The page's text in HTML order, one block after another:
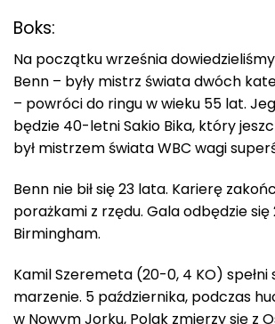
Boks:
Na początku września dowiedzieliśmy
Benn – były mistrz świata dwóch
– powróci do ringu w wieku 55 lat.
będzie 40-letni Sakio Bika, który
był mistrzem świata WBC wagi
Benn nie bił się 23 lata. Karierę
porażkami z rzędu. Gala odbędzie
Birmingham.
Kamil Szeremeta (20-0, 4 KO)
marzenie. 5 października, podczas
w Nowym Jorku, Polak zmierzy się z